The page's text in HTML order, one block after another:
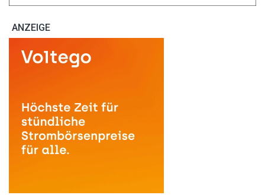
ANZEIGE